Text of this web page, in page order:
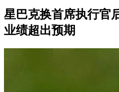
星巴克换首席执行官
业绩超出预期